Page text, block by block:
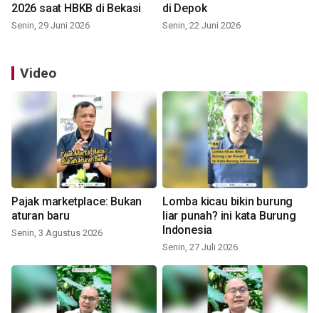
2026 saat HBKB di Bekasi
Senin, 29 Juni 2026
di Depok
Senin, 22 Juni 2026
Video
Pajak marketplace: Bukan
aturan baru
Senin, 3 Agustus 2026
Lomba kicau bikin burung
liar punah? ini kata Burung
Indonesia
Senin, 27 Juli 2026